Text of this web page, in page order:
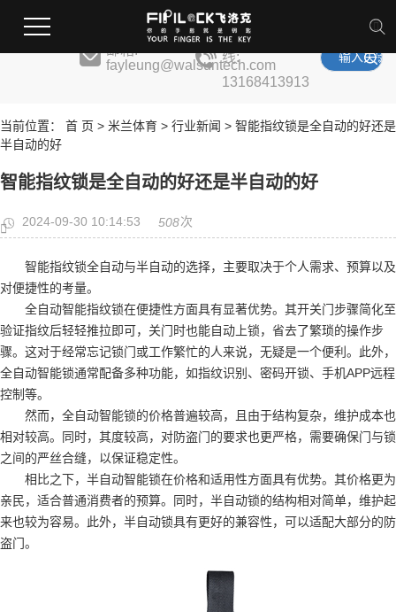
邮箱:
fayleung@walsuntech.com
全国服务热
线:
13168413913
当前位置： 首 页 > 米兰体育 > 行业新闻 > 智能指纹锁是全自动的好还是
半自动的好
智能指纹锁是全自动的好还是半自动的好
2024-09-30 10:14:53 508次
智能指纹锁全自动与半自动的选择，主要取决于个人需求、预算以及
对便捷性的考量。
全自动智能指纹锁在便捷性方面具有显著优势。其开关门步骤简化至
验证指纹后轻轻推拉即可，关门时也能自动上锁，省去了繁琐的操作步
骤。这对于经常忘记锁门或工作繁忙的人来说，无疑是一个便利。此外，
全自动智能锁通常配备多种功能，如指纹识别、密码开锁、手机APP远程
控制等。
然而，全自动智能锁的价格普遍较高，且由于结构复杂，维护成本也
相对较高。同时，其度较高，对防盗门的要求也更严格，需要确保门与锁
之间的严丝合缝，以保证稳定性。
相比之下，半自动智能锁在价格和适用性方面具有优势。其价格更为
亲民，适合普通消费者的预算。同时，半自动锁的结构相对简单，维护起
来也较为容易。此外，半自动锁具有更好的兼容性，可以适配大部分的防
盗门。